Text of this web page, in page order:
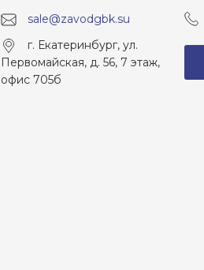
sale@zavodgbk.su
г. Екатеринбург, ул.
Первомайская, д. 56, 7 этаж,
офис 705б